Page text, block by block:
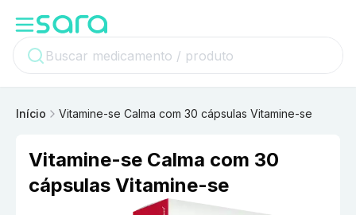
Início Vitamine-se Calma com 30 cápsulas Vitamine-se
Vitamine-se Calma com 30
cápsulas Vitamine-se